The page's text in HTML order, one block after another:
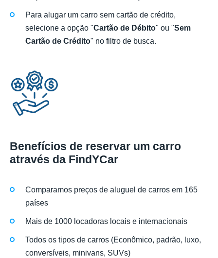
Para alugar um carro sem cartão de crédito,
selecione a opção "Cartão de Débito" ou "Sem
Cartão de Crédito" no filtro de busca.
Benefícios de reservar um carro
através da FindYCar
Comparamos preços de aluguel de carros em 165
países
Mais de 1000 locadoras locais e internacionais
Todos os tipos de carros (Econômico, padrão, luxo,
conversíveis, minivans, SUVs)